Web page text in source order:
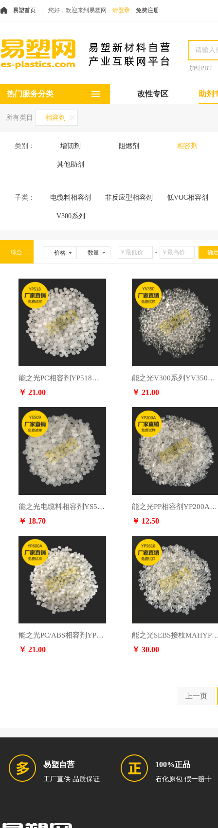
易塑首页 您好，欢迎来到易塑网 请登录 免费注册
加纤PBT
热门服务分类 改性专区 助剂
所有类目 相容剂
类别： 增韧剂 阻燃剂 相容剂
其他助剂
子类： 电缆料相容剂 非反应型相容剂 低VOC相容剂
V300系列
综合 价格 数量 -
能之光PC相容剂YP518，咨询电话：13553891364
￥ 21.00
能之光V300系列YV350，咨询电话：13553891364
￥ 21.00
能之光电缆料相容剂YS509，咨询电话：13553891364
￥ 18.70
能之光PP相容剂YP200A，咨询电话：13553891364
￥ 12.50
能之光PC/ABS相容剂YP600A，咨询电话：13553891364
￥ 21.00
能之光SEBS接枝MAHYP5618，咨询电
￥ 30.00
上一页
易塑自营
工厂直供 品质保证
100%正品
石化原包 假一赔十